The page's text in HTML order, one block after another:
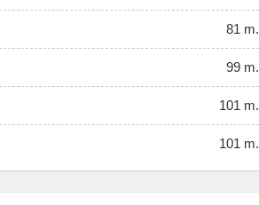
81 m.
99 m.
101 m.
101 m.